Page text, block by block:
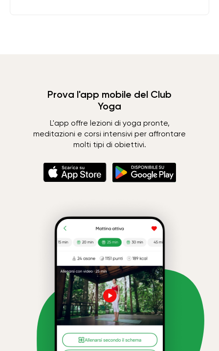
Prova l'app mobile del Club
Yoga
L'app offre lezioni di yoga pronte,
meditazioni e corsi intensivi per affrontare
molti tipi di obiettivi.